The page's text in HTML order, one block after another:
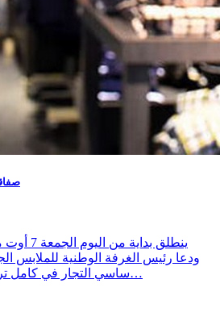
ينطلق
ودعا رئيس الغرفة الوطنية للملابس
ساسي التجار في كامل تراب الجهورية إلى الانخراط…